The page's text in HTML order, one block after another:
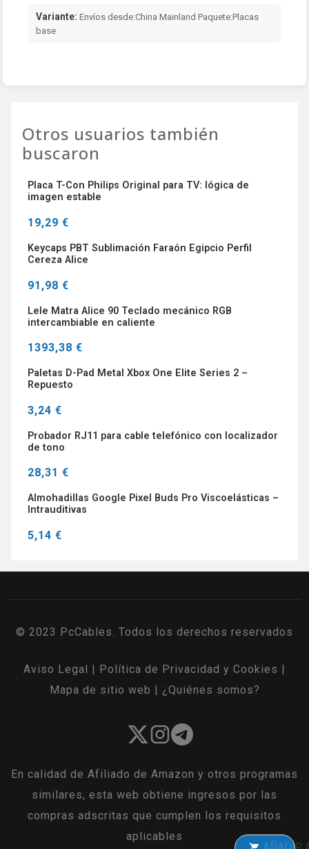
Variante: Envíos desde:China Mainland Paquete:Placas
base
Otros usuarios también
buscaron
Placa T-Con Philips Original para TV: lógica de
imagen estable
19,29 €
Keycaps PBT Sublimación Faraón Egipcio Perfil
Cereza Alice
91,98 €
Lele Matra Alice 90 Teclado mecánico RGB
intercambiable en caliente
1393,38 €
Paletas D-Pad Metal Xbox One Elite Series 2 –
Repuesto
3,24 €
Probador RJ11 para cable telefónico con localizador
de tono
28,31 €
Almohadillas Google Pixel Buds Pro Viscoelásticas –
Intrauditivas
5,14 €
© 2023 PcCables. Todos los derechos reservados
Aviso Legal | Política de Privacidad y Cookies |
Mapa de sitio web | ¿Quiénes somos?
En calidad de Afiliado de Amazon y otros programas
similares, esta web obtiene ingresos por las
compras adscritas que cumplen los requisitos
aplicables